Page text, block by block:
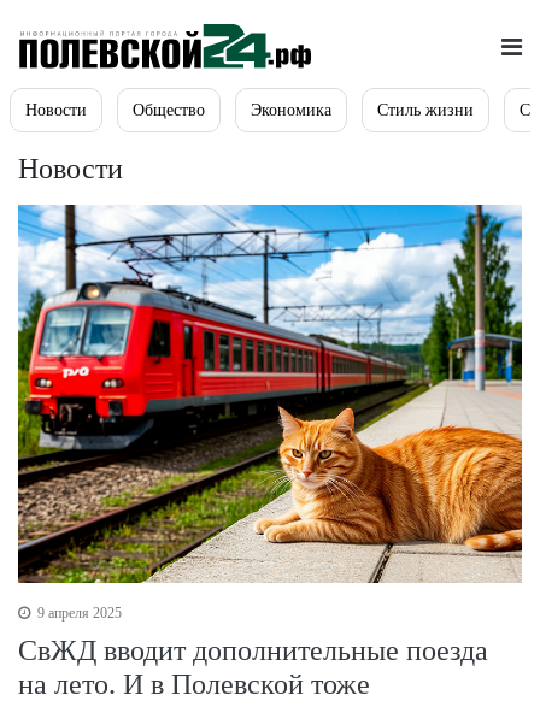
Новости Общество Экономика Стиль жизни
Новости
9 апреля 2025
СвЖД вводит дополнительные поезда
на лето. И в Полевской тоже